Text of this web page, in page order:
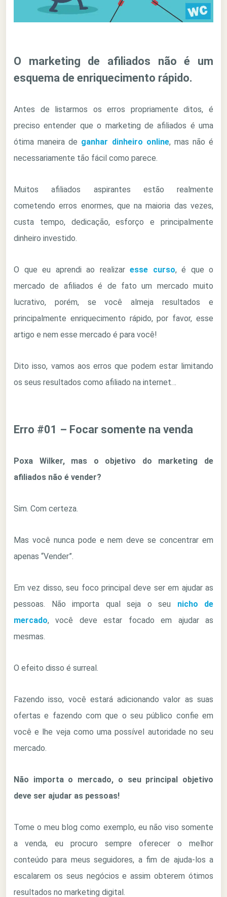
O marketing de afiliados não é um
esquema de enriquecimento rápido.
Antes de listarmos os erros propriamente ditos, é
preciso entender que o marketing de afiliados é uma
ótima maneira de ganhar dinheiro online, mas não é
necessariamente tão fácil como parece.
Muitos afiliados aspirantes estão realmente
cometendo erros enormes, que na maioria das vezes,
custa tempo, dedicação, esforço e principalmente
dinheiro investido.
O que eu aprendi ao realizar esse curso, é que o
mercado de afiliados é de fato um mercado muito
lucrativo, porém, se você almeja resultados e
principalmente enriquecimento rápido, por favor, esse
artigo e nem esse mercado é para você!
Dito isso, vamos aos erros que podem estar limitando
os seus resultados como afiliado na internet…
Erro #01 – Focar somente na venda
Poxa Wilker, mas o objetivo do marketing de
afiliados não é vender?
Sim. Com certeza.
Mas você nunca pode e nem deve se concentrar em
apenas “Vender”.
Em vez disso, seu foco principal deve ser em ajudar as
pessoas. Não importa qual seja o seu nicho de
mercado, você deve estar focado em ajudar as
mesmas.
O efeito disso é surreal.
Fazendo isso, você estará adicionando valor as suas
ofertas e fazendo com que o seu público confie em
você e lhe veja como uma possível autoridade no seu
mercado.
Não importa o mercado, o seu principal objetivo
deve ser ajudar as pessoas!
Tome o meu blog como exemplo, eu não viso somente
a venda, eu procuro sempre oferecer o melhor
conteúdo para meus seguidores, a fim de ajuda-los a
escalarem os seus negócios e assim obterem ótimos
resultados no marketing digital.